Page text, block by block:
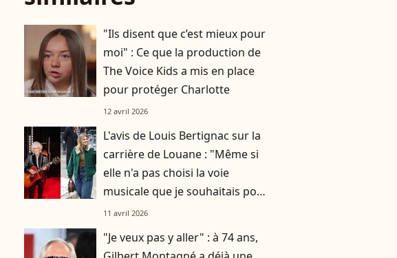
"Ils disent que c’est mieux pour
moi" : Ce que la production de
The Voice Kids a mis en place
pour protéger Charlotte
12 avril 2026
L'avis de Louis Bertignac sur la
carrière de Louane : "Même si
elle n'a pas choisi la voie
musicale que je souhaitais pour
elle..."
11 avril 2026
"Je veux pas y aller" : à 74 ans,